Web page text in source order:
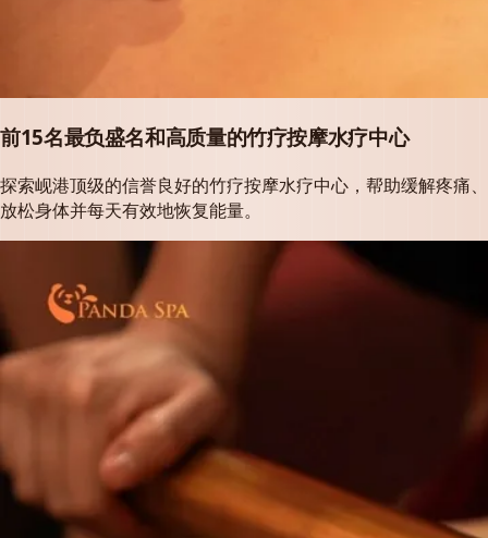
前15名最负盛名和高质量的竹疗按摩水疗中心
探索岘港顶级的信誉良好的竹疗按摩水疗中心，帮助缓解疼痛、
放松身体并每天有效地恢复能量。